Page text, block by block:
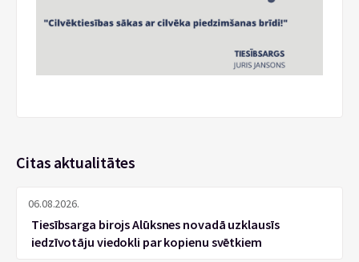
Citas aktualitātes
06.08.2026.
Tiesībsarga birojs Alūksnes novadā uzklausīs
iedzīvotāju viedokli par kopienu svētkiem